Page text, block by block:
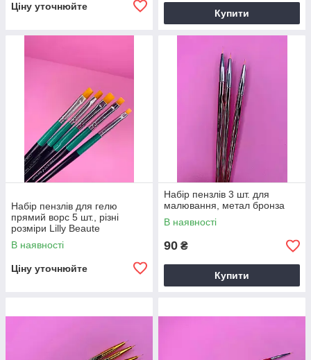
Ціну уточнюйте
Купити
Набір пензлів для гелю
прямий ворс 5 шт., різні
розміри Lilly Beaute
В наявності
Ціну уточнюйте
Набір пензлів 3 шт. для
малювання, метал бронза
В наявності
90 ₴
Купити